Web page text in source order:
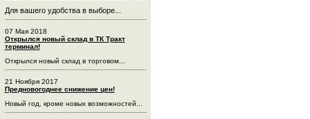
Для вашего удобства в выборе...
07 Мая 2018
Открылся новый склад в ТК Тракт
терминал!
Открылся новый склад в торговом...
21 Ноября 2017
Предновогоднее снижение цен!
Новый год, кроме новых возможностей...